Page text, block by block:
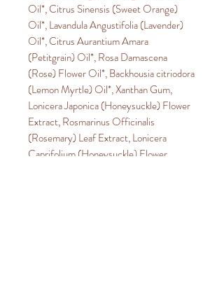
Oil*, Citrus Sinensis (Sweet Orange)
Oil*, Lavandula Angustifolia (Lavender)
Oil*, Citrus Aurantium Amara
(Petitgrain) Oil*, Rosa Damascena
(Rose) Flower Oil*, Backhousia citriodora
(Lemon Myrtle) Oil*, Xanthan Gum,
Lonicera Japonica (Honeysuckle) Flower
Extract, Rosmarinus Officinalis
(Rosemary) Leaf Extract, Lonicera
Caprifolium (Honeysuckle) Flower